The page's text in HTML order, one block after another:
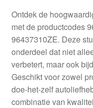
Contact
Kassa
Klachten
Klachtenprocedure
Ontdek de
met de productcodes
96437310ZE. Deze
onderdeel dat niet
verbetert, maar ook
Geschikt voor zowel
doe-het-zelf
combinatie van